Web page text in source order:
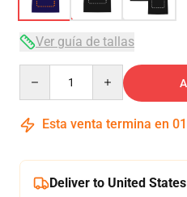
Ver guía de tallas
Esta venta termina en 01
Deliver to United States